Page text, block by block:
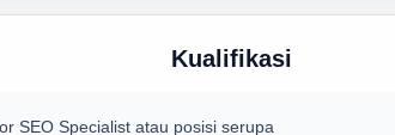
Kualifikasi
SEO Specialist atau posisi serupa